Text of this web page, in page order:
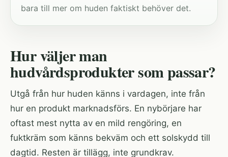
bara till mer om huden faktiskt behöver det.
Hur väljer man
hudvårdsprodukter som passar?
Utgå från hur huden känns i vardagen, inte från
hur en produkt marknadsförs. En nybörjare har
oftast mest nytta av en mild rengöring, en
fuktkräm som känns bekväm och ett solskydd till
dagtid. Resten är tillägg, inte grundkrav.